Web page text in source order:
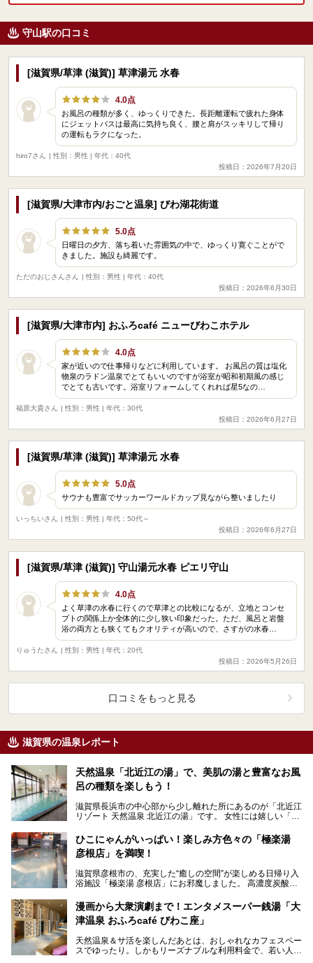
守山駅の口コミ
[滋賀県/草津 (滋賀)] 草津湯元 水春
4.0点
お風呂の種類が多く、ゆっくりできた。長距離運転で疲れた身体
にジェットバスは最高に気持ち良く、腰と肩がスッキリして帰り
の運転もラクになった。
hiro7さん
| 性別：男性 | 年代：40代
投稿日：2026年7月20日
[滋賀県/大津市内/おごと温泉] びわ湖花街道
5.0点
日曜日の夕方、落ち着いた雰囲気の中で、ゆっくり寛ぐことがで
きました。施設も綺麗です。
ただのおじさんさん
| 性別：男性 | 年代：40代
投稿日：2026年6月30日
[滋賀県/大津市内] おふろcafé ニューびわこホテル
4.0点
家が近いので仕事帰りなどに利用しています。 お風呂の質は塩化
物泉のラドン温泉でとてもいいのですが浴室が昭和初期風の感じ
でとても古いです。浴室リフォームしてくれれば星5なの…
福原大貴さん
| 性別：男性 | 年代：30代
投稿日：2026年6月27日
[滋賀県/草津 (滋賀)] 草津湯元 水春
5.0点
サウナも豊富でサッカーワールドカップ見ながら整いましたり
いっちいさん
| 性別：男性 | 年代：50代～
投稿日：2026年6月27日
[滋賀県/草津 (滋賀)] 守山湯元水春 ピエリ守山
4.0点
よく草津の水春に行くので草津との比較になるが、立地とコンセ
プトの関係上か全体的に少し狭い印象だった。ただ、風呂と岩盤
浴の両方とも狭くてもクオリティが高いので、さすがの水春…
りゅうたさん
| 性別：男性 | 年代：20代
投稿日：2026年5月26日
口コミをもっと見る
滋賀県の温泉レポート
天然温泉「北近江の湯」で、美肌の湯と豊富なお風
呂の種類を楽しもう！
滋賀県長浜市の中心部から少し離れた所にあるのが「北近江
リゾート 天然温泉 北近江の湯」です。 女性には嬉しい「美
ひこにゃんがいっぱい！楽しみ方色々の「極楽湯
彦根店」を満喫！
滋賀県彦根市の、充実した“癒しの空間”が楽しめる日帰り入
浴施設「極楽湯 彦根店」にお邪魔しました。 高濃度炭酸泉
漫画から大衆演劇まで！エンタメスーパー銭湯「大
津温泉 おふろcafé びわこ座」
天然温泉＆サ活を楽しんだあとは、おしゃれなカフェスペー
スでゆったり。しかもリーズナブルな利用料金で、若い人を